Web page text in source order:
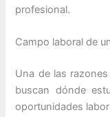
profesional.
Campo laboral de
Una de las
buscan dónde
oportunidades